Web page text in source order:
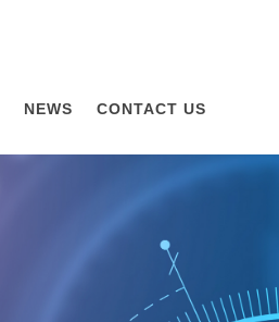
NEWS CONTACT US